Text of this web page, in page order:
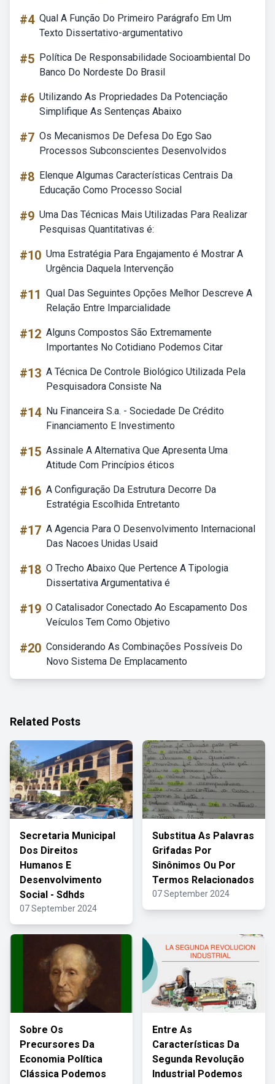
#4 Qual A Função Do Primeiro Parágrafo Em Um
Texto Dissertativo-argumentativo
#5 Política De Responsabilidade Socioambiental Do
Banco Do Nordeste Do Brasil
#6 Utilizando As Propriedades Da Potenciação
Simplifique As Sentenças Abaixo
#7 Os Mecanismos De Defesa Do Ego Sao
Processos Subconscientes Desenvolvidos
#8 Elenque Algumas Características Centrais Da
Educação Como Processo Social
#9 Uma Das Técnicas Mais Utilizadas Para Realizar
Pesquisas Quantitativas é:
#10 Uma Estratégia Para Engajamento é Mostrar A
Urgência Daquela Intervenção
#11 Qual Das Seguintes Opções Melhor Descreve A
Relação Entre Imparcialidade
#12 Alguns Compostos São Extremamente
Importantes No Cotidiano Podemos Citar
#13 A Técnica De Controle Biológico Utilizada Pela
Pesquisadora Consiste Na
#14 Nu Financeira S.a. - Sociedade De Crédito
Financiamento E Investimento
#15 Assinale A Alternativa Que Apresenta Uma
Atitude Com Princípios éticos
#16 A Configuração Da Estrutura Decorre Da
Estratégia Escolhida Entretanto
#17 A Agencia Para O Desenvolvimento Internacional
Das Nacoes Unidas Usaid
#18 O Trecho Abaixo Que Pertence A Tipologia
Dissertativa Argumentativa é
#19 O Catalisador Conectado Ao Escapamento Dos
Veículos Tem Como Objetivo
#20 Considerando As Combinações Possíveis Do
Novo Sistema De Emplacamento
Related Posts
Secretaria Municipal
Dos Direitos
Humanos E
Desenvolvimento
Social - Sdhds
07 September 2024
Substitua As Palavras
Grifadas Por
Sinônimos Ou Por
Termos Relacionados
07 September 2024
Sobre Os
Precursores Da
Economia Política
Clássica Podemos
Entre As
Características Da
Segunda Revolução
Industrial Podemos